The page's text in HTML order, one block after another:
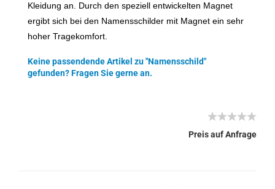
Kleidung an. Durch den speziell entwickelten Magnet
ergibt sich bei den Namensschilder mit Magnet ein sehr
hoher Tragekomfort.
Keine passendende Artikel zu "Namensschild"
gefunden? Fragen Sie gerne an.
Preis auf Anfrage